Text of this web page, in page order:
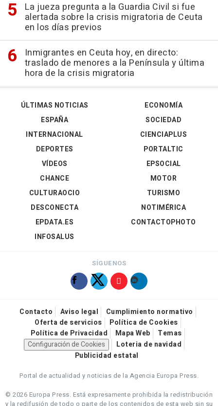
La jueza pregunta a la Guardia Civil si fue
alertada sobre la crisis migratoria de Ceuta
en los días previos
Inmigrantes en Ceuta hoy, en directo:
traslado de menores a la Península y última
hora de la crisis migratoria
ÚLTIMAS NOTICIAS
ESPAÑA
INTERNACIONAL
DEPORTES
VÍDEOS
ECONOMÍA
SOCIEDAD
CIENCIAPLUS
PORTALTIC
EPSOCIAL
CHANCE
CULTURAOCIO
DESCONECTA
EPDATA.ES
INFOSALUS
MOTOR
TURISMO
NOTIMÉRICA
CONTACTOPHOTO
SÍGUENOS
Contacto Aviso legal
Cumplimiento normativo
Oferta de servicios
Política de Cookies
Política de Privacidad
Mapa Web
Temas
Configuración de Cookies
Loteria de navidad
Publicidad estatal
Portal de actualidad y noticias de la Agencia Europa Press.
© 2026 Europa Press. Está expresamente prohibida la redistribución
y la redifusión de todo o parte de los contenidos de esta web sin su